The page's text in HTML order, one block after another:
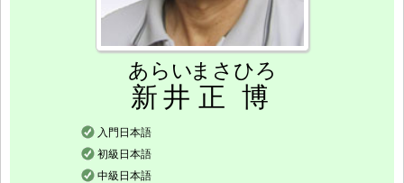
新井
あらい
正博
まさひろ
入門日本語
初級日本語
中級日本語